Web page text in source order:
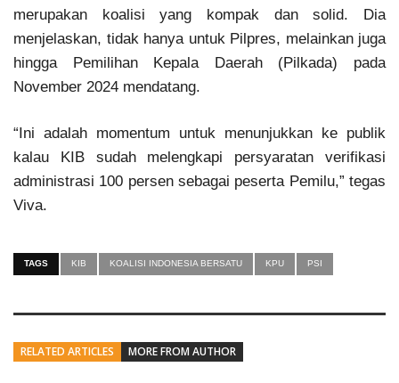
merupakan koalisi yang kompak dan solid. Dia
menjelaskan, tidak hanya untuk Pilpres, melainkan juga
hingga Pemilihan Kepala Daerah (Pilkada) pada
November 2024 mendatang.
“Ini adalah momentum untuk menunjukkan ke publik
kalau KIB sudah melengkapi persyaratan verifikasi
administrasi 100 persen sebagai peserta Pemilu,” tegas
Viva.
TAGS KIB KOALISI INDONESIA BERSATU KPU PSI
RELATED ARTICLES MORE FROM AUTHOR